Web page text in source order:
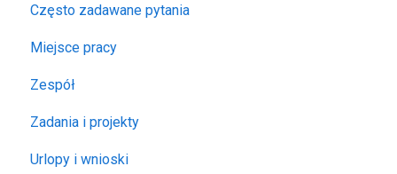
Często zadawane pytania
Miejsce pracy
Zespół
Zadania i projekty
Urlopy i wnioski